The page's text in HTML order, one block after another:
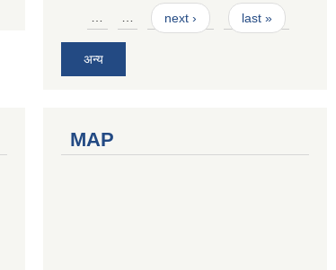
Pages
… … next › last »
अन्य
MAP